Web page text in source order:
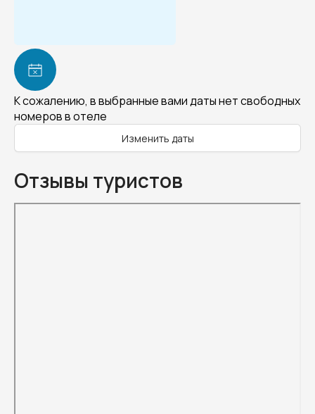
К сожалению, в выбранные вами даты нет свободных
номеров в отеле
Изменить даты
Отзывы туристов